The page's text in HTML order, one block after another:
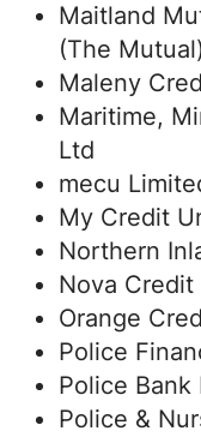
Maitland
(The Mutual)
Maleny
Maritime,
Ltd
mecu
My Credit
Northern
Nova
Orange
Police
Police Bank
Police &